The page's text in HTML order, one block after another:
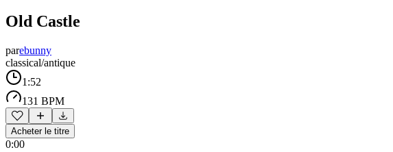
Old Castle
parebunny
classical/antique
1:52
131 BPM
Acheter le titre
0:00